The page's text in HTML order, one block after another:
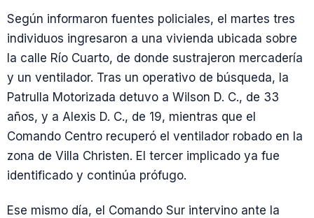
Según informaron fuentes policiales, el martes tres
individuos ingresaron a una vivienda ubicada sobre
la calle Río Cuarto, de donde sustrajeron mercadería
y un ventilador. Tras un operativo de búsqueda, la
Patrulla Motorizada detuvo a Wilson D. C., de 33
años, y a Alexis D. C., de 19, mientras que el
Comando Centro recuperó el ventilador robado en la
zona de Villa Christen. El tercer implicado ya fue
identificado y continúa prófugo.
Ese mismo día, el Comando Sur intervino ante la